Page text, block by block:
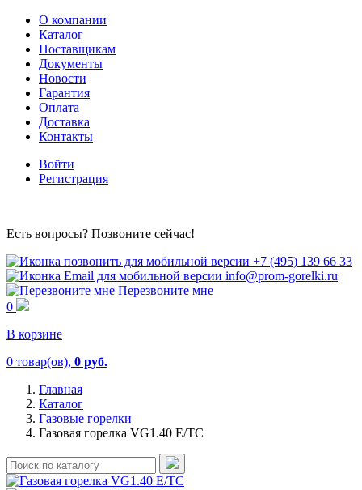
О компании
Каталог
Поставщикам
Документы
Новости
Гарантия
Оплата
Доставка
Контакты
Войти
Регистрация
Есть вопросы? Позвоните сейчас!
+7 (495) 139 66 33
info@prom-gorelki.ru
Перезвоните мне
0
В корзине
0 товар(ов), 0 руб.
Главная
Каталог
Газовые горелки
Газовая горелка VG1.40 E/TC